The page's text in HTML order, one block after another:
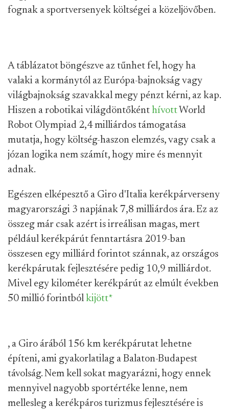
fognak a sportversenyek költségei a közeljövőben.
A táblázatot böngészve az tűnhet fel, hogy ha
valaki a kormánytól az Európa-bajnokság vagy
világbajnokság szavakkal megy pénzt kérni, az kap.
Hiszen a robotikai világdöntőként hívott World
Robot Olympiad 2,4 milliárdos támogatása
mutatja, hogy költség-haszon elemzés, vagy csak a
józan logika nem számít, hogy mire és mennyit
adnak.
Egészen elképesztő a Giro d'Italia kerékpárverseny
magyarországi 3 napjának 7,8 milliárdos ára. Ez az
összeg már csak azért is irreálisan magas, mert
például kerékpárút fenntartásra 2019-ban
összesen egy milliárd forintot szánnak, az országos
kerékpárutak fejlesztésére pedig 10,9 milliárdot.
Mivel egy kilométer kerékpárút az elmúlt években
50 millió forintból kijött*
, a Giro árából 156 km kerékpárutat lehetne
építeni, ami gyakorlatilag a Balaton-Budapest
távolság. Nem kell sokat magyarázni, hogy ennek
mennyivel nagyobb sportértéke lenne, nem
mellesleg a kerékpáros turizmus fejlesztésére is